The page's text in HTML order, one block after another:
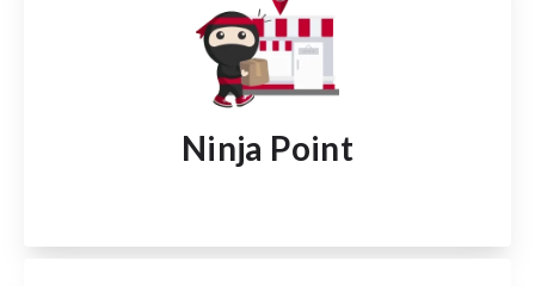
Ninja Point